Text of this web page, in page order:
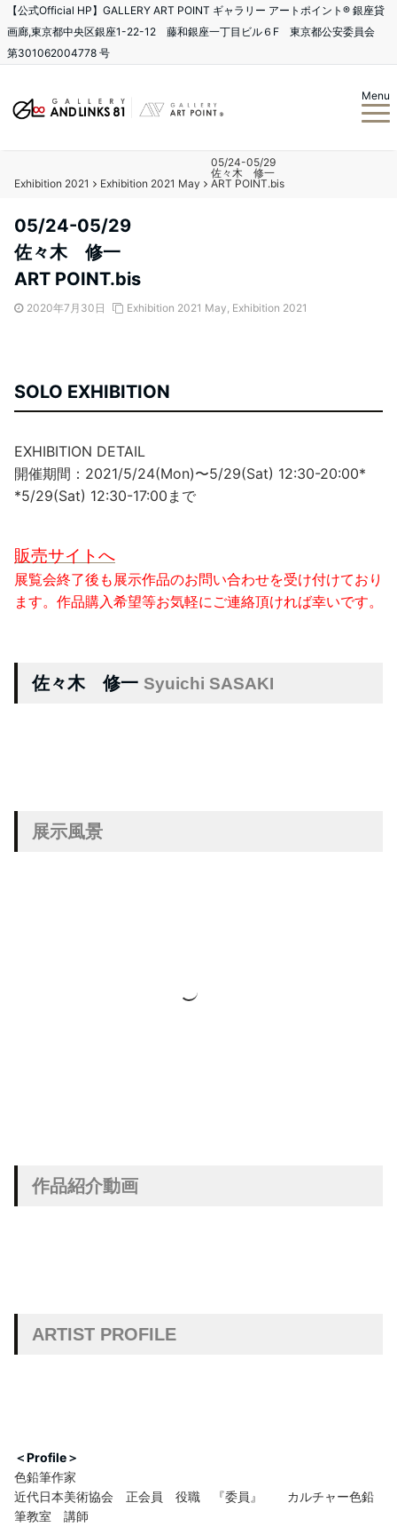
【公式Official HP】GALLERY ART POINT ギャラリー アートポイント®️ 銀座貸
画廊,東京都中央区銀座1-22-12 藤和銀座一丁目ビル６F 東京都公安委員会
第301062004778 号
Menu
Exhibition 2021 Exhibition 2021 May
05/24-05/29
佐々木 修一
ART POINT.bis
05/24-05/29
佐々木 修一
ART POINT.bis
2020年7月30日 Exhibition 2021 May, Exhibition 2021
SOLO EXHIBITION
EXHIBITION DETAIL
開催期間：2021/5/24(Mon)〜5/29(Sat) 12:30-20:00*
*5/29(Sat) 12:30-17:00まで
販売サイトへ
展覧会終了後も展示作品のお問い合わせを受け付けており
ます。作品購入希望等お気軽にご連絡頂ければ幸いです。
佐々木 修一 Syuichi SASAKI
展示風景
作品紹介動画
ARTIST PROFILE
＜Profile＞
色鉛筆作家
近代日本美術協会 正会員 役職 『委員』 カルチャー色鉛
筆教室 講師